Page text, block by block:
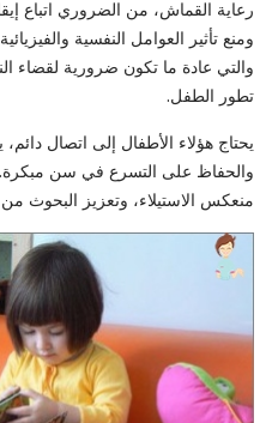
رعاية القماش، من الضروري اتباع
ومنع تأثير العوامل النفسية
والتي عادة ما تكون ضرورية لقضاء
تطور الطفل.
يحتاج هؤلاء الأطفال إلى اتصال
والحفاظ على التسرع في سن مبكرة.
منعكس الاستيلاء، وتعزيز البحوث